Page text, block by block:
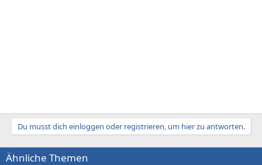
Du musst dich einloggen oder registrieren, um hier zu antworten.
Ähnliche Themen